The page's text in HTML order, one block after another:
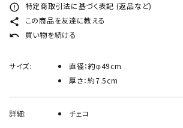
error_outline 特定商取引法に基づく表記 (返品など)
share この商品を友達に教える
undo 買い物を続ける
サイズ:
直径：約φ49cm
厚さ：約7.5cm
詳細: チェコ